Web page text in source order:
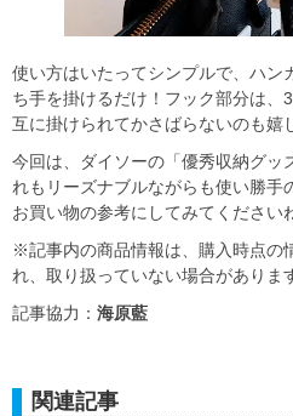
使い方はいたってシンプルで、ハン
ち手を掛けるだけ！フック部分は、
互に掛けられてかさばらないのも嬉
今回は、ダイソーの「優秀収納グッ
れもリーズナブルながらも使い勝手
お買い物の参考にしてみてください
※記事内の商品情報は、購入時点の
れ、取り扱っていない場合がありま
記事協力： 海原藍
関連記事